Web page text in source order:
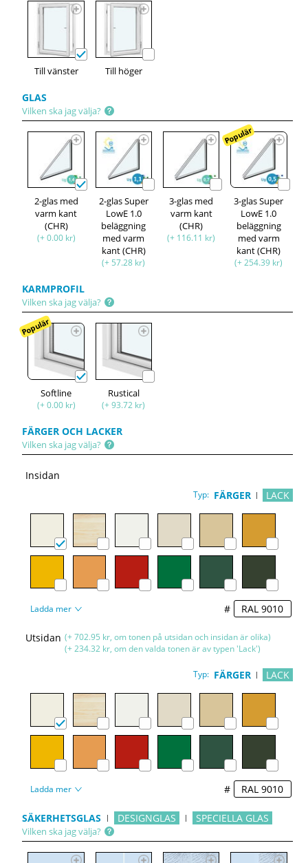
Till vänster Till höger
GLAS
Vilken ska jag välja?
2-glas med
varm kant
(CHR)
(+ 0.00 kr)
2-glas Super
LowE 1.0
beläggning
med varm
kant (CHR)
(+ 57.28 kr)
3-glas med
varm kant
(CHR)
(+ 116.11 kr)
Populär
3-glas Super
LowE 1.0
beläggning
med varm
kant (CHR)
(+ 254.39 kr)
KARMPROFIL
Vilken ska jag välja?
Populär
Softline
(+ 0.00 kr)
Rustical
(+ 93.72 kr)
FÄRGER OCH LACKER
Vilken ska jag välja?
Insidan
Typ: FÄRGER LACK
Ladda mer #
Utsidan (+ 702.95 kr, om tonen på utsidan och insidan är olika)
(+ 234.32 kr, om den valda tonen är av typen 'Lack')
Typ: FÄRGER LACK
Ladda mer #
SÄKERHETSGLAS DESIGNGLAS SPECIELLA GLAS
Vilken ska jag välja?